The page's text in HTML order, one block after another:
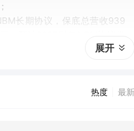
长期协议，保底总营收939
展开
热度 最新